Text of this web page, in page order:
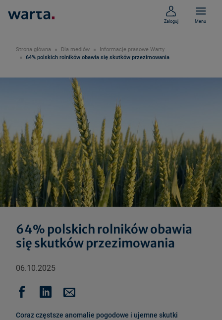
Zaloguj Menu
Strona główna Dla mediów
Informacje prasowe Warty
64% polskich rolników obawia się skutków przezimowania
06.10.2025
64% polskich rolników obawia
się skutków przezimowania
Coraz częstsze anomalie pogodowe i ujemne skutki